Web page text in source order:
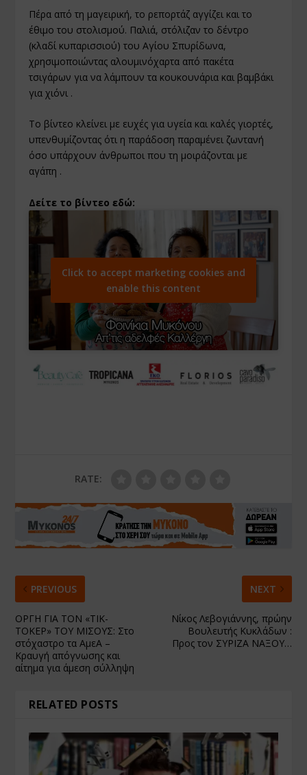
Πέρα από τη μαγειρική, το ρεπορτάζ αγγίζει και το
έθιμο του στολισμού. Παλιά, στόλιζαν το δέντρο
(κλαδί κυπαρισσιού) του Αγίου Σπυρίδωνα,
χρησιμοποιώντας αλουμινόχαρτα από πακέτα
τσιγάρων για να λάμπουν τα κουκουνάρια και βαμβάκι
για χιόνι .
Το βίντεο κλείνει με ευχές για υγεία και καλές γιορτές,
υπενθυμίζοντας ότι η παράδοση παραμένει ζωντανή
όσο υπάρχουν άνθρωποι που τη μοιράζονται με
αγάπη .
Δείτε το βίντεο εδώ:
Click to accept marketing cookies and
enable this content
RATE:
PREVIOUS
ΟΡΓΗ ΓΙΑ ΤΟΝ «ΤΙΚ-
ΤΟΚΕΡ» ΤΟΥ ΜΙΣΟΥΣ: Στο
στόχαστρο τα ΑμεΑ –
Κραυγή απόγνωσης και
αίτημα για άμεση σύλληψη
NEXT
Νίκος Λεβογιάννης, πρώην
Βουλευτής Κυκλάδων :
Προς τον ΣΥΡΙΖΑ ΝΑΞΟΥ…
RELATED POSTS